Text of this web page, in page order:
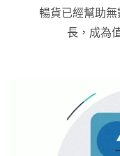
暢貨已經幫助
長，成為